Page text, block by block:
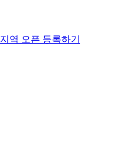
지역 오픈 등록하기